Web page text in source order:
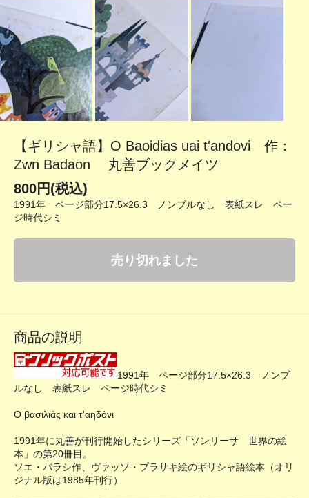
【ギリシャ語】O Baoidias uai t'andovi 作：
Zwn Badaon 丸善ブックメイツ
800円(税込)
1991年 ページ部分17.5×26.3 ノンブルなし 表紙スレ ペー
ジ時代シミ
売り切れました
商品の説明
1991年 ページ部分17.5×26.3 ノンブ
ルなし 表紙スレ ページ時代シミ
Ο βασιλιάς και τ'αηδόνι
1991年に丸善が刊行開始したシリーズ「ソンリーサ 世界の絵
本」の第20冊目。
ソエ・バラシ作、ヴァッソ・プラサキ絵のギリシャ語絵本（オリ
ジナル版は1985年刊行）